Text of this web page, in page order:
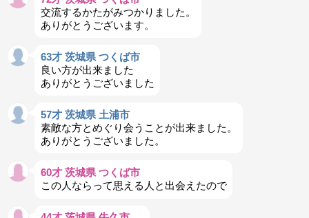
交流するかたがみつかりました。
ありがとうございます。
63才 茨城県 つくば市
良い方が出来ました
ありがとうございました
57才 茨城県 土浦市
素敵な方とめぐり会うことが出来ました。
ありがとうございました。
60才 茨城県 つくば市
この人ならって思える人と出会えたので